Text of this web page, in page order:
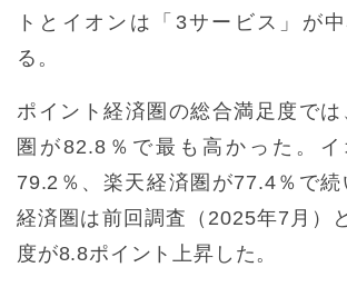
トとイオンは「3サービス」が
る。
ポイント経済圏の総合満足度で
圏が82.8％で最も高かった。
79.2％、楽天経済圏が77.4％で
経済圏は前回調査（2025年7月）
度が8.8ポイント上昇した。